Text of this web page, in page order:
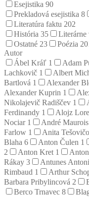
Esejistika 90
Prekladová esejistika 8
Literatúra faktu 202
História 35 Literárne
Ostatné 23 Poézia
Autor
Ábel Kráľ 1 Adam
Lachkovič 1 Albert
Bartlová 1 Alexander
Alexander Kuprin 1
Nikolajevič Radiščev 1
Ferdinandy 1 Alojz
Nociar 1 André Maurois
Farlow 1 Anita
Blaha 6 Anton Čulen 1
2
Anton Kret 1
Rákay 3 Antunes
Rimbaud 1 Arthur
Barbara Pribylincová 2
Berco Trnavec 8